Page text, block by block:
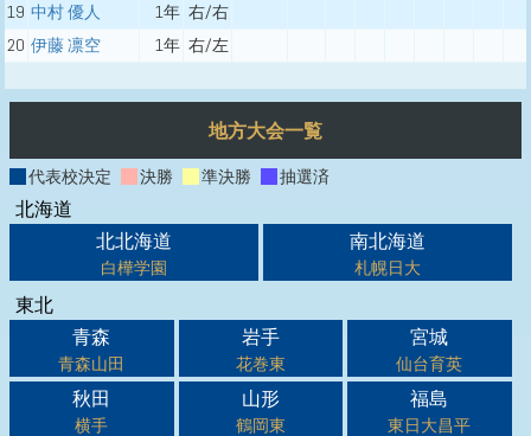
19 中村 優人 1年 右/右
20 伊藤 凛空 1年 右/左
地方大会一覧
代表校決定 決勝 準決勝 抽選済
北海道
北北海道
白樺学園
南北海道
札幌日大
東北
青森
青森山田
岩手
花巻東
宮城
仙台育英
秋田
横手
山形
鶴岡東
福島
東日大昌平